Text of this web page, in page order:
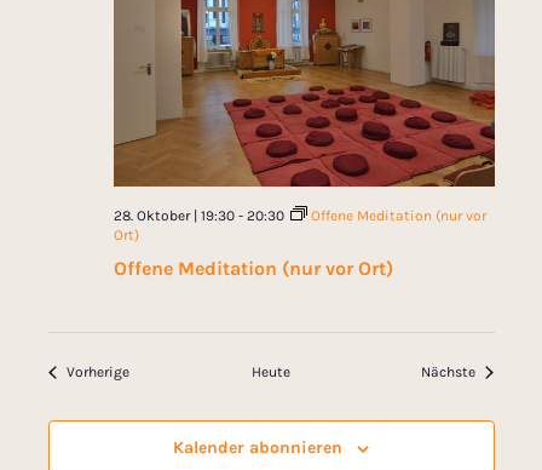
Offene Meditation (nur vor Ort)
28. Oktober | 19:30- 20:30
Offene Meditation (nur vor
Ort)
VorherigeVeranstaltungen Heute Nächste
Kalender abonnieren